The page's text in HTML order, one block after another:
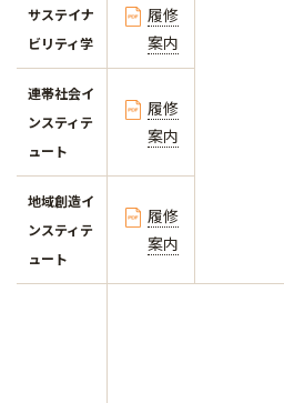
サステイナ
ビリティ学
履修
案内
連帯社会イ
ンスティテ
ュート
履修
案内
地域創造イ
ンスティテ
ュート
履修
案内